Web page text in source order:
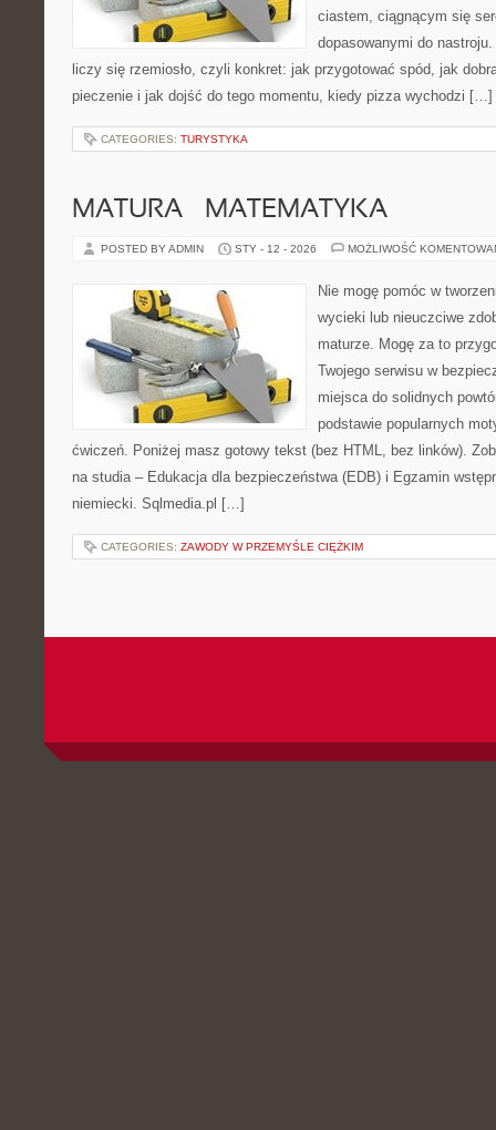
ciastem, ciągnącym się
dopasowanymi do
liczy się rzemiosło, czyli konkret: jak przygotować spód, jak
pieczenie i jak dojść do tego momentu, kiedy pizza wychodzi […]
CATEGORIES: TURYSTYKA
MATURA – MATEMATYKA
POSTED BY ADMIN STY - 12 - 2026 MOŻLIWOŚĆ
Nie mogę pomóc w
wycieki lub nieuczciwe
maturze. Mogę za to
Twojego serwisu w
miejsca do solidnych
podstawie popularnych
ćwiczeń. Poniżej masz gotowy tekst (bez HTML, bez linków).
na studia – Edukacja dla bezpieczeństwa (EDB) i Egzamin
niemiecki. Sqlmedia.pl […]
CATEGORIES: ZAWODY W PRZEMYŚLE CIĘŻKIM